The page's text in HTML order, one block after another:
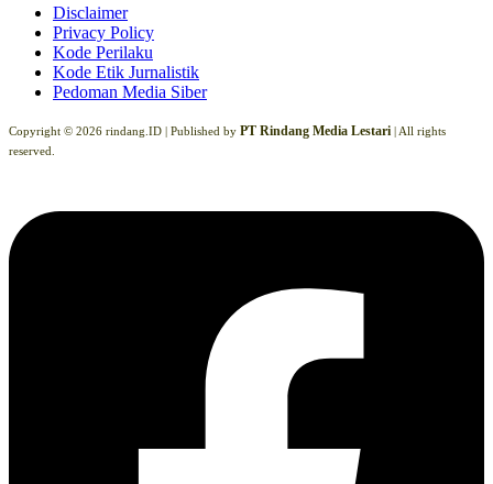
Disclaimer
Privacy Policy
Kode Perilaku
Kode Etik Jurnalistik
Pedoman Media Siber
Copyright © 2026 rindang.ID | Published by PT Rindang Media Lestari | All rights
reserved.